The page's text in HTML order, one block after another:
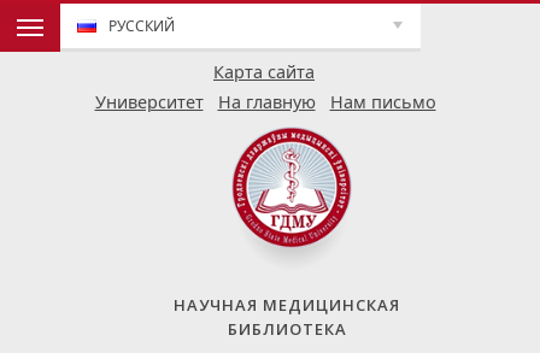
Карта сайта
РУССКИЙ
Университет На главную Нам письмо
НАУЧНАЯ МЕДИЦИНСКАЯ
БИБЛИОТЕКА